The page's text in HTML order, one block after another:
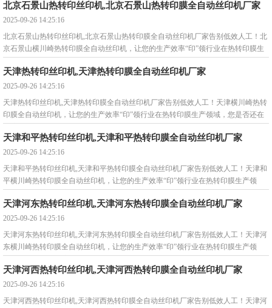
北京石景山热转印丝印机,北京石景山热转印膜全自动丝印机厂家
2025-09-26 14:25:16
北京石景山热转印丝印机,北京石景山热转印膜全自动丝印机厂家告别低效人工！北
京石景山横川崎热转印膜全自动丝印机，让您的生产效率“印”领行业在热转印膜生
天津热转印丝印机,天津热转印膜全自动丝印机厂家
2025-09-26 14:25:16
天津热转印丝印机,天津热转印膜全自动丝印机厂家告别低效人工！天津横川崎热转
印膜全自动丝印机，让您的生产效率“印”领行业在热转印膜生产领域，您是否还在
天津和平热转印丝印机,天津和平热转印膜全自动丝印机厂家
2025-09-26 14:25:16
天津和平热转印丝印机,天津和平热转印膜全自动丝印机厂家告别低效人工！天津和
平横川崎热转印膜全自动丝印机，让您的生产效率“印”领行业在热转印膜生产领
天津河东热转印丝印机,天津河东热转印膜全自动丝印机厂家
2025-09-26 14:25:16
天津河东热转印丝印机,天津河东热转印膜全自动丝印机厂家告别低效人工！天津河
东横川崎热转印膜全自动丝印机，让您的生产效率“印”领行业在热转印膜生产领
天津河西热转印丝印机,天津河西热转印膜全自动丝印机厂家
2025-09-26 14:25:16
天津河西热转印丝印机,天津河西热转印膜全自动丝印机厂家告别低效人工！天津河